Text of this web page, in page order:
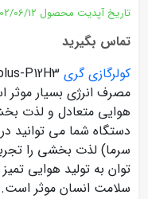
تاریخ آپدیت محصول 06/12
تماس بگیرید
کولرگازی گری
مصرف انرژی بسیار
هوایی متعادل و لذت
دستگاه شما می توانید
سرما) لذت بخشی را
توان به تولید هوایی
سلامت انسان موثر است.